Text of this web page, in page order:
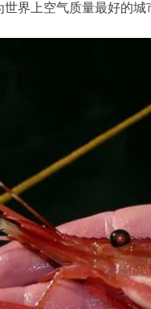
界上空气质量最好的